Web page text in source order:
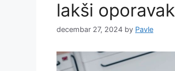
lakši oporavak
decembar 27, 2024 by Pavle